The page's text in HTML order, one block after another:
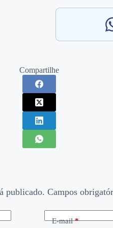
Compartilhe
publicado. Campos
E-mail*